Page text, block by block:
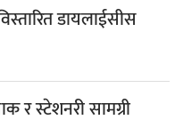
डायलाईसीस
र स्टेशनरी सामग्री